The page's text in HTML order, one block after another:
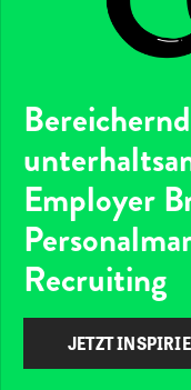
Employer
Recruiting
JETZT